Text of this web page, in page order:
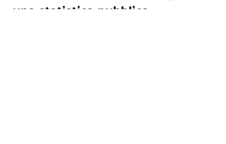
una statistica pubblica